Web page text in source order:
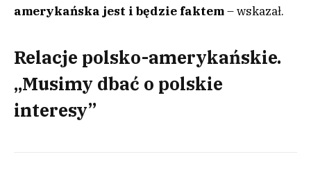
amerykańska jest i będzie faktem– wskazał.
Relacje polsko-amerykańskie.
„Musimy dbać o polskie
interesy”